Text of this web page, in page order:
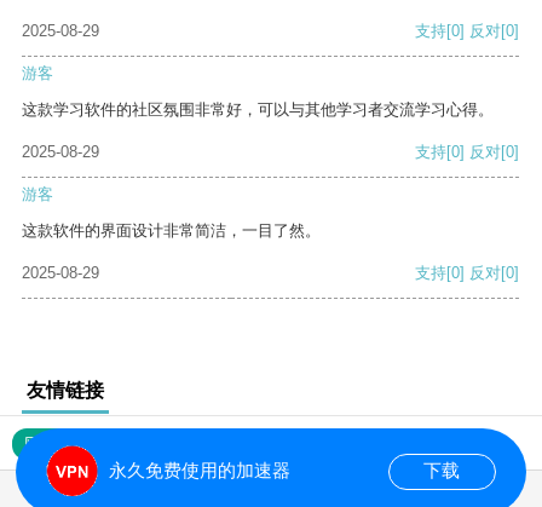
2025-08-29 支持[0] 反对[0]
游客
这款学习软件的社区氛围非常好，可以与其他学习者交流学习心得。
2025-08-29 支持[0] 反对[0]
游客
这款软件的界面设计非常简洁，一目了然。
2025-08-29 支持[0] 反对[0]
友情链接
网站地图
永久免费使用的加速器 下载